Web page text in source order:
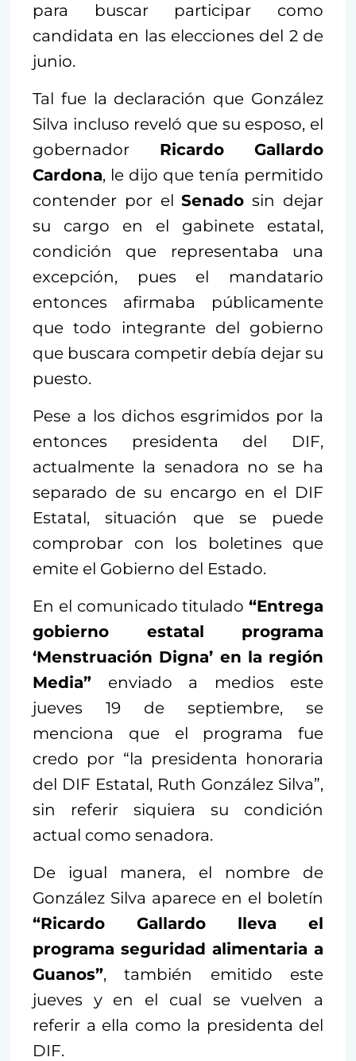
para buscar participar como
candidata en las elecciones del 2 de
junio.
Tal fue la declaración que González
Silva incluso reveló que su esposo, el
gobernador Ricardo Gallardo
Cardona, le dijo que tenía permitido
contender por elSenado sin dejar
su cargo en el gabinete estatal,
condición que representaba una
excepción, pues el mandatario
entonces afirmaba públicamente
que todo integrante del gobierno
que buscara competir debía dejar su
puesto.
Pese a los dichos esgrimidos por la
entonces presidenta del DIF,
actualmente la senadora no se ha
separado de su encargo en el DIF
Estatal, situación que se puede
comprobar con los boletines que
emite el Gobierno del Estado.
En el comunicado titulado “Entrega
gobierno estatal programa
‘Menstruación Digna’ en la región
Media” enviado a medios este
jueves 19 de septiembre, se
menciona que el programa fue
credo por “la presidenta honoraria
del DIF Estatal, Ruth González Silva”,
sin referir siquiera su condición
actual como senadora.
De igual manera, el nombre de
González Silva aparece en el boletín
“Ricardo Gallardo lleva el
programa seguridad alimentaria a
Guanos”, también emitido este
jueves y en el cual se vuelven a
referir a ella como la presidenta del
DIF.